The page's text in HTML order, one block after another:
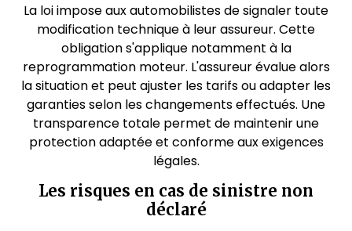
La loi impose aux automobilistes de signaler toute
modification technique à leur assureur. Cette
obligation s'applique notamment à la
reprogrammation moteur. L'assureur évalue alors
la situation et peut ajuster les tarifs ou adapter les
garanties selon les changements effectués. Une
transparence totale permet de maintenir une
protection adaptée et conforme aux exigences
légales.
Les risques en cas de sinistre non
déclaré